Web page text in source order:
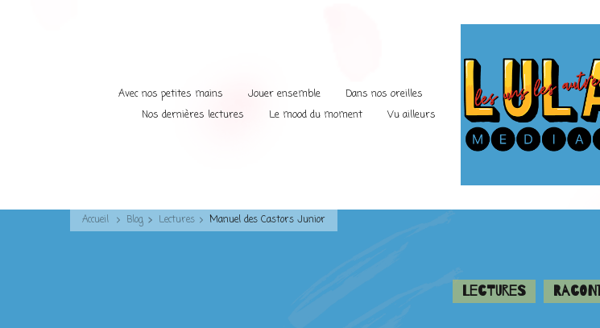
Avec nos petites mains Jouer ensemble
Dans nos oreilles
Nos dernières lectures
Le mood du moment Vu ailleurs
Accueil Blog Lectures Manuel des Castors Junior
Lectures